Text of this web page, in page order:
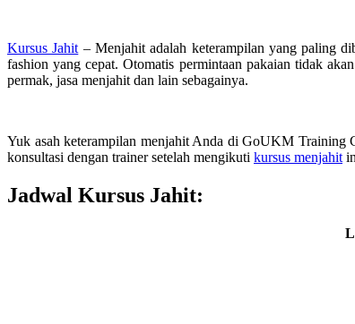
Kursus Jahit – Menjahit adalah keterampilan yang paling
fashion yang cepat. Otomatis permintaan pakaian tidak
permak, jasa menjahit dan lain sebagainya.
Yuk asah keterampilan menjahit Anda di GoUKM Training
konsultasi dengan trainer setelah mengikuti kursus menjahit
Jadwal Kursus Jahit: